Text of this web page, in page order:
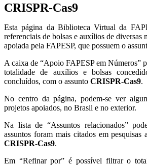
CRISPR-Cas9
Esta página da Biblioteca Virtual da
referenciais de bolsas e auxílios de diversas
apoiada pela FAPESP, que possuem o
A caixa de “Apoio FAPESP em Números”
totalidade de auxílios e bolsas
concluídos, com o assunto CRISPR-Cas9.
No centro da página, podem-se ver
projetos apoiados, no Brasil e no exterior.
Na lista de “Assuntos relacionados”
assuntos foram mais citados em pesquisas
CRISPR-Cas9.
Em “Refinar por” é possível filtrar o